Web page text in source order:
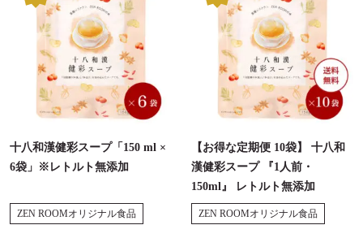
十八和漢健彩スープ「150 ml ×
6袋」※レトルト無添加
ZEN ROOMオリジナル食品
【お得な定期便 10袋】 十八和
漢健彩スープ 『1人前・
150ml』 レトルト無添加
ZEN ROOMオリジナル食品